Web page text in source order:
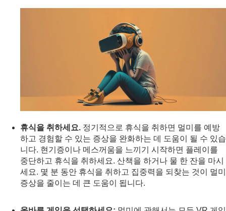
휴식을 취하세요. 정기적으로 휴식을 취하면 멀미를 예방
하고 경험할 수 있는 증상을 완화하는 데 도움이 될 수 있습
니다. 현기증이나 메스꺼움을 느끼기 시작하면 플레이를
중단하고 휴식을 취하세요. 산책을 하거나 물 한 잔을 마시
세요. 몇 분 동안 휴식을 취하고 집중력을 되찾는 것이 멀미
증상을 줄이는 데 큰 도움이 됩니다.